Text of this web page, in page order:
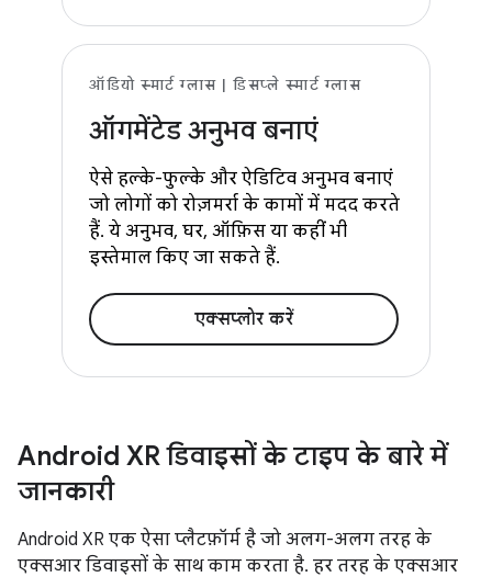
ऑडियो स्मार्ट ग्लास | डिसप्ले स्मार्ट ग्लास
ऑगमेंटेड अनुभव बनाएं
ऐसे हल्के-फुल्के और ऐडिटिव अनुभव बनाएं
जो लोगों को रोज़मर्रा के कामों में मदद करते
हैं. ये अनुभव, घर, ऑफ़िस या कहीं भी
इस्तेमाल किए जा सकते हैं.
एक्सप्लोर करें
Android XR डिवाइसों के टाइप के बारे में
जानकारी
Android XR एक ऐसा प्लैटफ़ॉर्म है जो अलग-अलग तरह के
एक्सआर डिवाइसों के साथ काम करता है. हर तरह के एक्सआर